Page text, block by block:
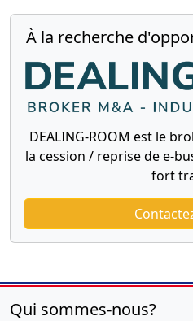
À la recherche
DEALING-ROOM est le
la cession / reprise de e-
fort
Qui sommes-nous?